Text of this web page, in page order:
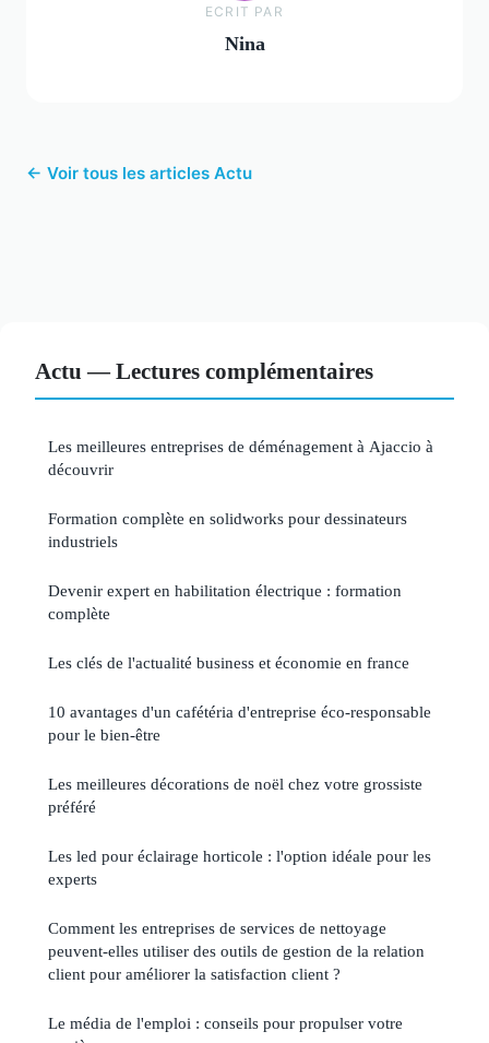
ECRIT PAR
Nina
← Voir tous les articles Actu
Actu — Lectures complémentaires
Les meilleures entreprises de déménagement à Ajaccio à
découvrir
Formation complète en solidworks pour dessinateurs
industriels
Devenir expert en habilitation électrique : formation
complète
Les clés de l'actualité business et économie en france
10 avantages d'un cafétéria d'entreprise éco-responsable
pour le bien-être
Les meilleures décorations de noël chez votre grossiste
préféré
Les led pour éclairage horticole : l'option idéale pour les
experts
Comment les entreprises de services de nettoyage
peuvent-elles utiliser des outils de gestion de la relation
client pour améliorer la satisfaction client ?
Le média de l'emploi : conseils pour propulser votre